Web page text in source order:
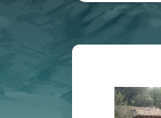
Prev